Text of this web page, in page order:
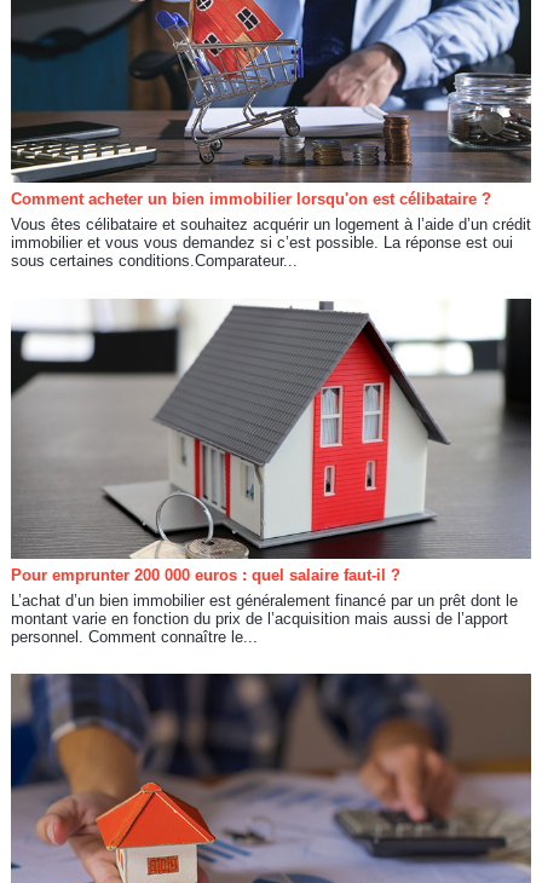
Comment acheter un bien immobilier lorsqu'on est célibataire ?
Vous êtes célibataire et souhaitez acquérir un logement à l’aide d’un crédit
immobilier et vous vous demandez si c’est possible. La réponse est oui
sous certaines conditions.Comparateur...
Pour emprunter 200 000 euros : quel salaire faut-il ?
L’achat d’un bien immobilier est généralement financé par un prêt dont le
montant varie en fonction du prix de l’acquisition mais aussi de l’apport
personnel. Comment connaître le...